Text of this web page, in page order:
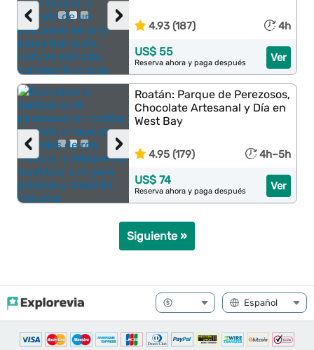
›
‹ 4.93 (187) 4h
Ver
US$ 55
Reserva ahora y paga después
›
‹
Roatán: Parque de Perezosos,
Chocolate Artesanal y Día en
West Bay
4.95 (179) 4h–5h
Ver
US$ 74
Reserva ahora y paga después
Siguiente »